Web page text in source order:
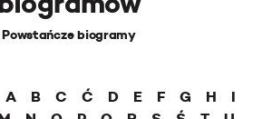
Powstańcze biogramy
A B C Ć D E F G H
I